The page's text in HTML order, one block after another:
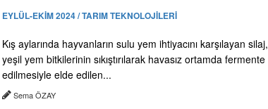
EYLÜL-EKİM 2024 / TARIM TEKNOLOJİLERİ
Kış aylarında hayvanların sulu yem ihtiyacını karşılayan silaj,
yeşil yem bitkilerinin sıkıştırılarak havasız ortamda fermente
edilmesiyle elde edilen...
Sema ÖZAY